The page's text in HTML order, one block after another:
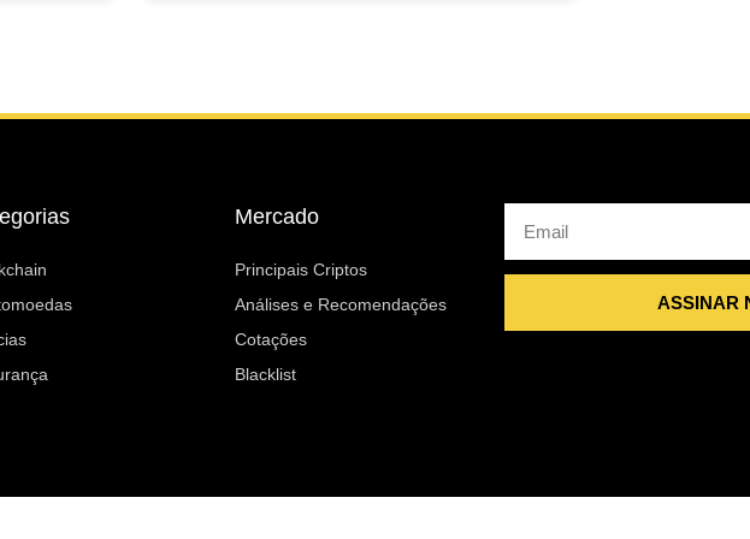
Mercado
Principais Criptos
Análises e Recomendações
Cotações
Blacklist
ASSINAR